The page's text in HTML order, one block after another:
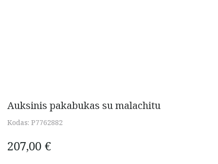
Auksinis pakabukas su malachitu
Kodas: P7762882
207,00 €